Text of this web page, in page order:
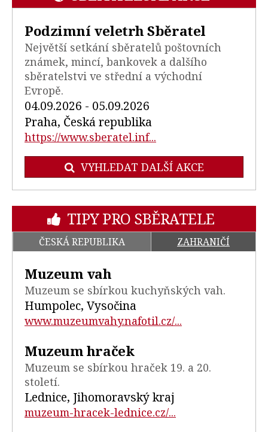
Podzimní veletrh Sběratel
Největší setkání sběratelů poštovních
známek, mincí, bankovek a dalšího
sběratelstvi ve střední a východní
Evropě.
04.09.2026 - 05.09.2026
Praha, Česká republika
https://www.sberatel.inf...
VYHLEDAT DALŠÍ AKCE
TIPY PRO SBĚRATELE
ČESKÁ REPUBLIKA ZAHRANIČÍ
Muzeum vah
Muzeum se sbírkou kuchyňských vah.
Humpolec, Vysočina
www.muzeumvahy.nafotil.cz/...
Muzeum hraček
Muzeum se sbírkou hraček 19. a 20.
století.
Lednice, Jihomoravský kraj
muzeum-hracek-lednice.cz/...